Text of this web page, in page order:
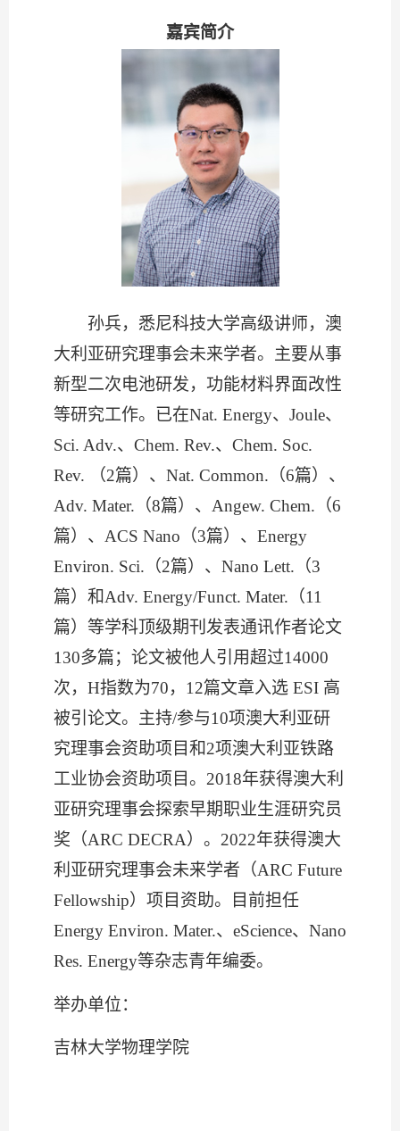
嘉宾简介
孙兵，悉尼科技大学高级讲师，澳
大利亚研究理事会未来学者。主要从事
新型二次电池研发，功能材料界面改性
等研究工作。已在Nat. Energy、Joule、
Sci. Adv.、Chem. Rev.、Chem. Soc.
Rev. （2篇）、Nat. Common.（6篇）、
Adv. Mater.（8篇）、Angew. Chem.（6
篇）、ACS Nano（3篇）、Energy
Environ. Sci.（2篇）、Nano Lett.（3
篇）和Adv. Energy/Funct. Mater.（11
篇）等学科顶级期刊发表通讯作者论文
130多篇；论文被他人引用超过14000
次，H指数为70，12篇文章入选 ESI 高
被引论文。主持/参与10项澳大利亚研
究理事会资助项目和2项澳大利亚铁路
工业协会资助项目。2018年获得澳大利
亚研究理事会探索早期职业生涯研究员
奖（ARC DECRA）。2022年获得澳大
利亚研究理事会未来学者（ARC Future
Fellowship）项目资助。目前担任
Energy Environ. Mater.、eScience、Nano
Res. Energy等杂志青年编委。
举办单位：
吉林大学物理学院